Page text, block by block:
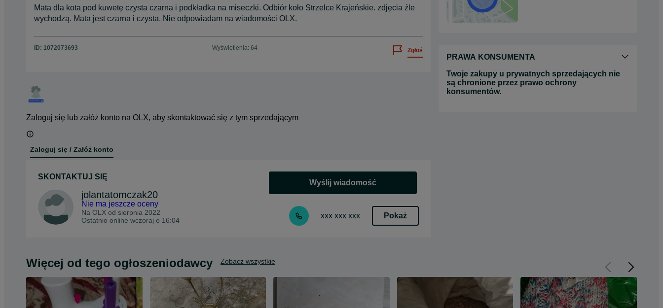
Mata dla kota pod kuwetę czysta czarna i podkładka na miseczki. Odbiór koło Strzelce Krajeńskie. zdjęcia źle
wychodzą. Mata jest czarna i czysta. Nie odpowiadam na wiadomości OLX.
ID: 1072073693 Wyświetlenia: 64 Zgłoś
Zaloguj się lub załóż konto na OLX, aby skontaktować się z tym sprzedającym
Zaloguj się / Załóż konto
SKONTAKTUJ SIĘ
jolantatomczak20
Nie ma jeszcze oceny
Na OLX od sierpnia 2022
Ostatnio online wczoraj o 16:04
Wyślij wiadomość
xxx xxx xxx Pokaż
PRAWA KONSUMENTA
Twoje zakupy u prywatnych sprzedających nie
są chronione przez prawo ochrony
konsumentów.
Więcej od tego ogłoszeniodawcy Zobacz wszystkie